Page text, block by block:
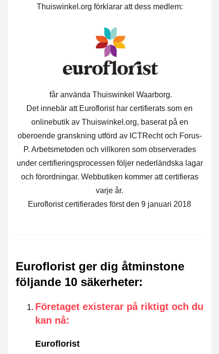
Thuiswinkel.org förklarar att dess medlem:
får använda Thuiswinkel Waarborg.
Det innebär att Euroflorist har certifierats som en
onlinebutik av Thuiswinkel.org, baserat på en
oberoende granskning utförd av ICTRecht och Forus-
P. Arbetsmetoden och villkoren som observerades
under certifieringsprocessen följer nederländska lagar
och förordningar. Webbutiken kommer att certifieras
varje år.
Euroflorist certifierades först den 9 januari 2018
Euroflorist ger dig åtminstone
följande 10 säkerheter:
Företaget existerar på riktigt och du
kan nå:
Euroflorist